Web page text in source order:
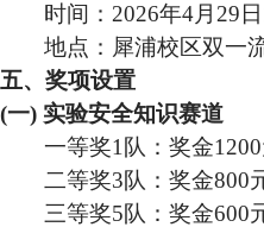
时间： 2026年4月 29 日
地点：犀浦校区双一
五、奖项设置
(一) 实验安全知识赛道
一等奖1 队：奖金1200
二等奖3队：奖金800
三等奖5队：奖金600